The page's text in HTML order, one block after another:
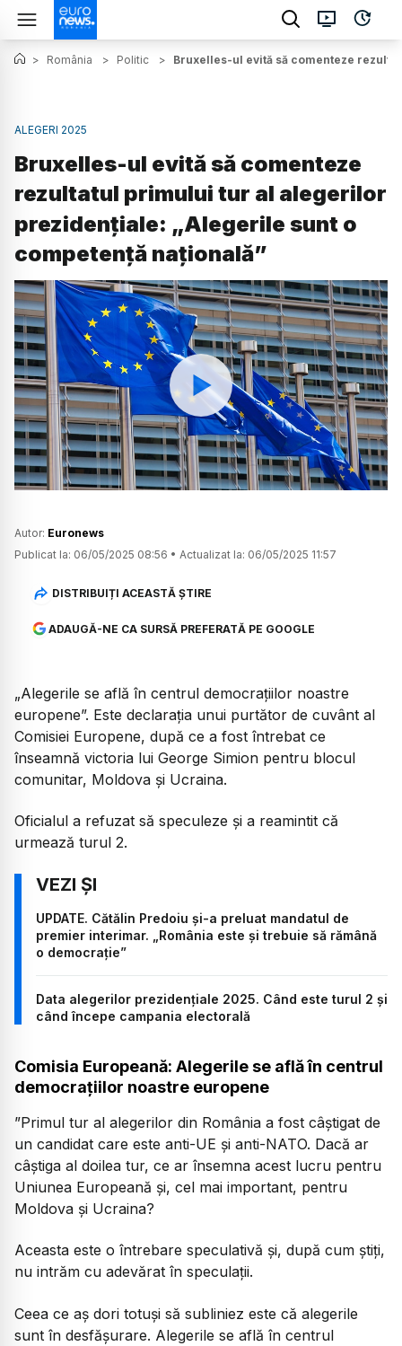
> România > Politic > Bruxelles-ul evită să comenteze
ALEGERI 2025
Bruxelles-ul evită să comenteze
rezultatul primului tur al alegerilor
prezidențiale: „Alegerile sunt o
competență națională”
Watch
Autor: Euronews
Publicat la: 06/05/2025 08:56 • Actualizat la: 06/05/2025 11:57
DISTRIBUIȚI ACEASTĂ ȘTIRE
ADAUGĂ-NE CA SURSĂ PREFERATĂ PE GOOGLE
„Alegerile se află în centrul democrațiilor noastre
europene”. Este declarația unui purtător de cuvânt al
Comisiei Europene, după ce a fost întrebat ce
înseamnă victoria lui George Simion pentru blocul
comunitar, Moldova și Ucraina.
Oficialul a refuzat să speculeze și a reamintit că
urmează turul 2.
UPDATE. Cătălin Predoiu și-a preluat mandatul de
premier interimar. „România este și trebuie să rămână
o democrație”
Data alegerilor prezidențiale 2025. Când este turul 2 și
când începe campania electorală
Comisia Europeană: Alegerile se află în centrul
democrațiilor noastre europene
”Primul tur al alegerilor din România a fost câștigat de
un candidat care este anti-UE și anti-NATO. Dacă ar
câștiga al doilea tur, ce ar însemna acest lucru pentru
Uniunea Europeană și, cel mai important, pentru
Moldova și Ucraina?
Aceasta este o întrebare speculativă și, după cum știți,
nu intrăm cu adevărat în speculații.
Ceea ce aș dori totuși să subliniez este că alegerile
sunt în desfășurare. Alegerile se află în centrul